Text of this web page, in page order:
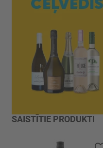
SAISTĪTIE PRODUKTI